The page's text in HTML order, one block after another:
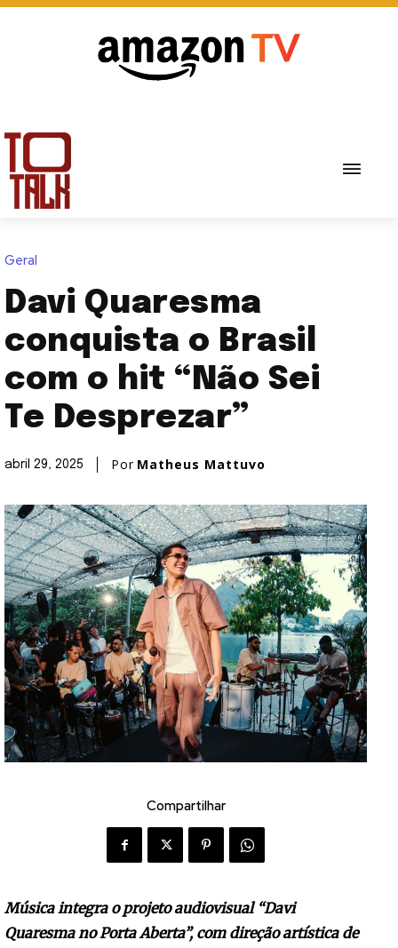
Geral
Davi Quaresma
conquista o Brasil
com o hit “Não Sei
Te Desprezar”
abril 29, 2025 Por Matheus Mattuvo
Compartilhar
Música integra o projeto audiovisual “Davi
Quaresma no Porta Aberta”, com direção artística de